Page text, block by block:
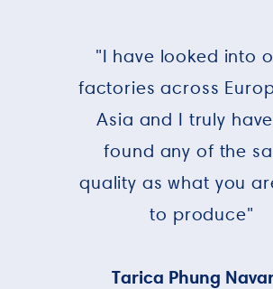
"I have looked into
factories across
Asia and I truly
found any of the
quality as what you
to produce"
Tarica Phung